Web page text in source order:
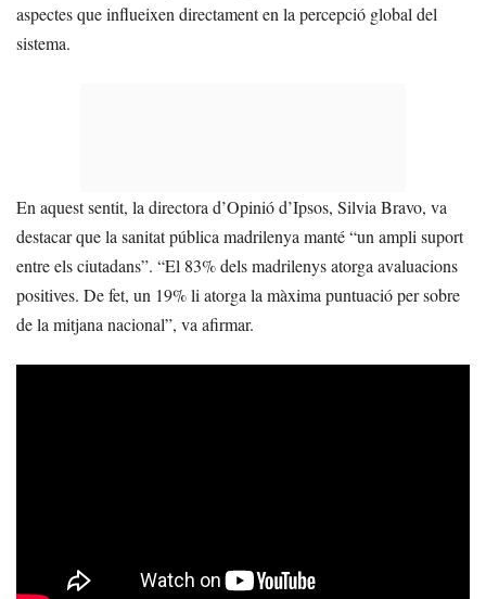
aspectes que influeixen directament en la percepció global del
sistema.
En aquest sentit, la directora d’Opinió d’Ipsos, Silvia Bravo, va
destacar que la sanitat pública madrilenya manté “un ampli suport
entre els ciutadans”. “El 83% dels madrilenys atorga avaluacions
positives. De fet, un 19% li atorga la màxima puntuació per sobre
de la mitjana nacional”, va afirmar.